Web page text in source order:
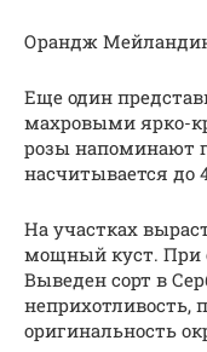
Орандж
Еще один
махровыми ярко-
розы напоминают
насчитывается до
На участках
мощный куст. При
Выведен сорт в
неприхотливость,
оригинальность